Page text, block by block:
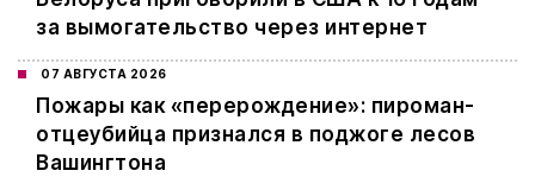
за вымогательство через интернет
07 АВГУСТА 2026
Пожары как «перерождение»: пироман-
отцеубийца признался в поджоге лесов
Вашингтона